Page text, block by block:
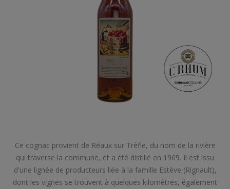
Ce cognac provient de Réaux sur Trèfle, du nom de la rivière
qui traverse la commune, et a été distillé en 1969. Il est issu
d'une lignée de producteurs liée à la famille Estève (Rignault),
dont les vignes se trouvent à quelques kilomètres, également